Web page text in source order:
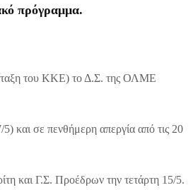
πρόγραμμα.
του ΚΚΕ) το Δ.Σ. της ΟΛΜΕ
και σε πενθήμερη απεργία από τις 20
και Γ.Σ. Προέδρων την τετάρτη 15/5.